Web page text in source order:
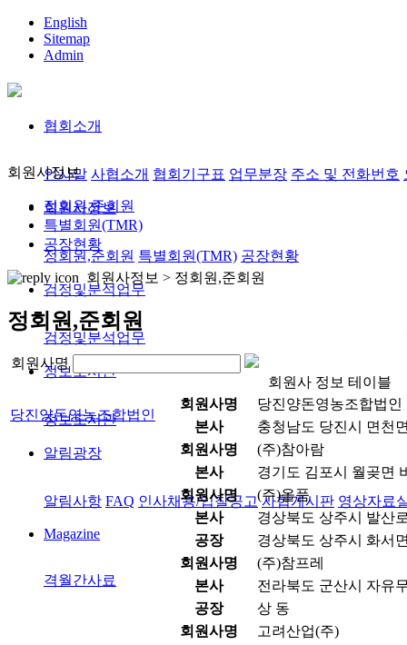
English
Sitemap
Admin
협회소개
인사말 사협소개 협회기구표 업무분장 주소 및 전화번호
회원사정보
정회원,준회원 특별회원(TMR) 공장현황
검정및분석업무
검정및분석업무
정보도서관
정보도서관
알림광장
알림사항 FAQ 인사채용/입찰공고 사협게시판 영상자료
Magazine
격월간사료
회원사정보
정회원,준회원
특별회원(TMR)
공장현황
회원사정보 > 정회원,준회원
정회원,준회원
회원사명
회원사 정보 테이블
당진양돈영농조합법인
회원사명
당진양돈영농조합법인
본사
충청남도 당진시 면천
회원사명
(주)참아람
본사
경기도 김포시 월곶면
회원사명
(주)올품
본사
경상북도 상주시 발산
공장
경상북도 상주시 화서
회원사명
(주)참프레
본사
전라북도 군산시 자유
공장
상 동
회원사명
고려산업(주)